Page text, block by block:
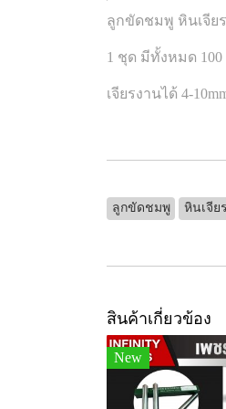
ลูกขัดชมพู หินเจีย
1 ชุด มีทั้งหมด
เจียรงานได้ 4-
ลูกขัดชมพู หินเจีย
สินค้าเกี่ยวข้อง
New